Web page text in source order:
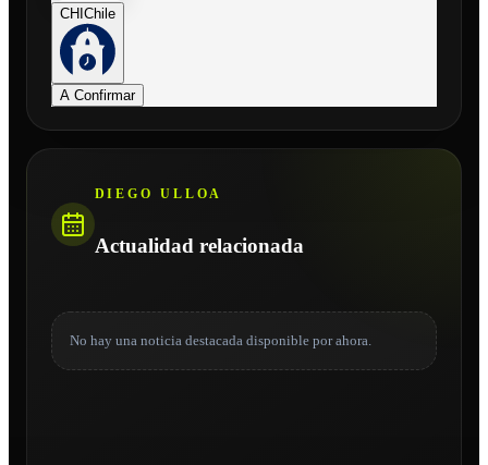
CHIChile
A Confirmar
DIEGO ULLOA
Actualidad relacionada
No hay una noticia destacada disponible por ahora.